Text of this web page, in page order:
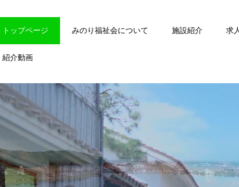
トップページ みのり福祉会について 施設紹介 求
紹介動画